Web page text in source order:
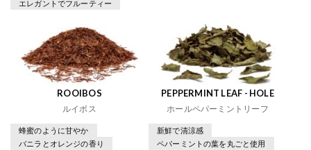
エレガントでフルーティー
ROOIBOS
ルイボス
蜂蜜のように甘やか
バニラとオレンジの香り
PEPPERMINT LEAF - HOLE
ホールペパーミントリーフ
新鮮で清涼感
ペパーミントの葉を丸ごと使用